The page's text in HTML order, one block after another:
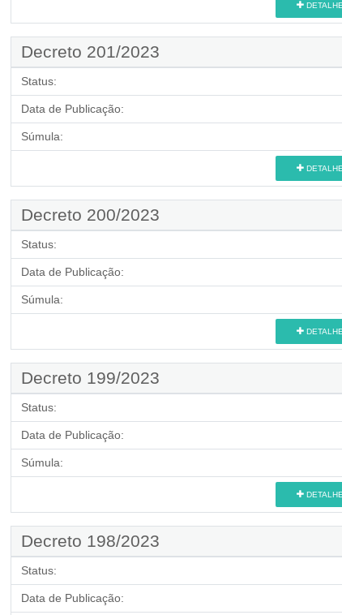
Decreto 201/2023
Status:
Data de Publicação:
Súmula:
Decreto 200/2023
Status:
Data de Publicação:
Súmula:
Decreto 199/2023
Status:
Data de Publicação:
Súmula:
Decreto 198/2023
Status:
Data de Publicação: